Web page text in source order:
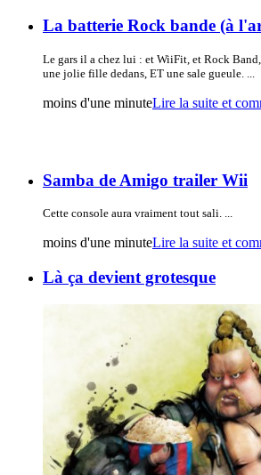
La batterie Rock bande (à
Le gars il a chez lui : et WiiFit, et Rock
une jolie fille dedans, ET une sale gueule. ...
moins d'une minuteLire la suite et
Samba de Amigo trailer Wii
Cette console aura vraiment tout sali. ...
moins d'une minuteLire la suite et
Là ça devient grotesque